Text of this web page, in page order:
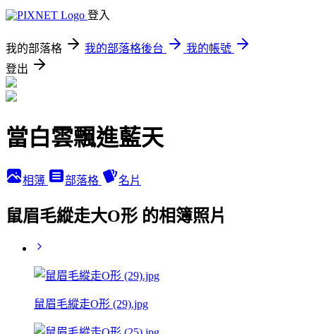
登入
我的部落格 我的部落格後台
我的帳號
登出
當白雲飄進藍天
相簿 部落格 名片
鼠眉毛縱走大O形 的相簿照片
鼠眉毛縱走O形 (29).jpg